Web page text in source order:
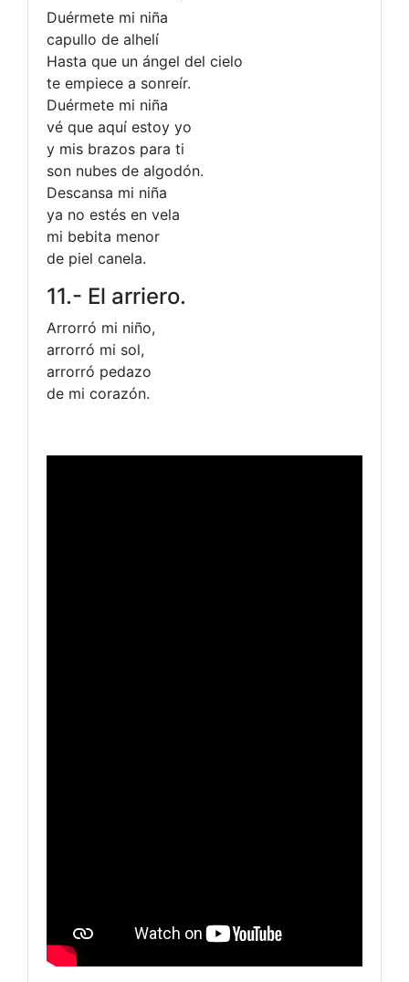
Duérmete mi niña
capullo de alhelí
Hasta que un ángel del cielo
te empiece a sonreír.
Duérmete mi niña
vé que aquí estoy yo
y mis brazos para ti
son nubes de algodón.
Descansa mi niña
ya no estés en vela
mi bebita menor
de piel canela.
11.- El arriero.
Arrorró mi niño,
arrorró mi sol,
arrorró pedazo
de mi corazón.